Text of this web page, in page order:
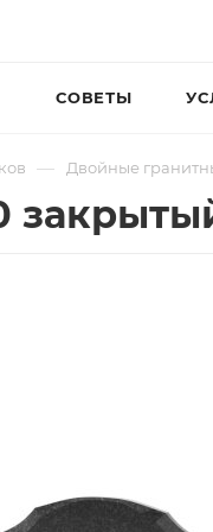
СОВЕТЫ
— Двойные